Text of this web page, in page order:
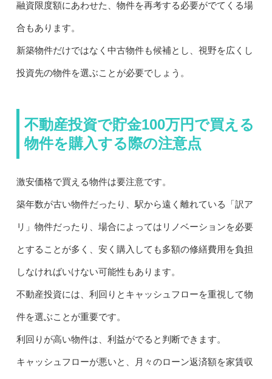
融資限度額にあわせた、物件を再考する必要がでてくる場
合もあります。
新築物件だけではなく中古物件も候補とし、視野を広くし
投資先の物件を選ぶことが必要でしょう。
不動産投資で貯金100万円で買える
物件を購入する際の注意点
激安価格で買える物件は要注意です。
築年数が古い物件だったり、駅から遠く離れている「訳ア
リ」物件だったり、場合によってはリノベーションを必要
とすることが多く、安く購入しても多額の修繕費用を負担
しなければいけない可能性もあります。
不動産投資には、利回りとキャッシュフローを重視して物
件を選ぶことが重要です。
利回りが高い物件は、利益がでると判断できます。
キャッシュフローが悪いと、月々のローン返済額を家賃収